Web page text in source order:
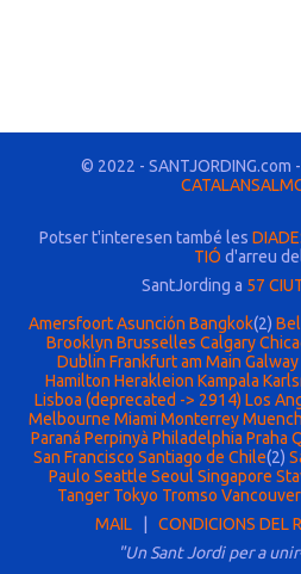
© 2022 - SANTJORDING.com
Potser t'interesen també les
TIÓ d'arreu
SantJording a 57
AmersfoortAsunción Bangkok(2)
Brooklyn Brusselles Calgary
Dublin Frankfurt am Main Galway
Hamilton Herakleion Kampala
Lisboa (deprecated -> 2914) Los
Melbourne Miami Monterrey
Paraná Perpinyà Philadelphia Praha
San Francisco Santiago de Chile(2)
Paulo Seattle Seoul Singapore
Tanger Tokyo Tromso Vancouver
MAIL
CONDICIONS DEL
"Un Sant Jordi per a